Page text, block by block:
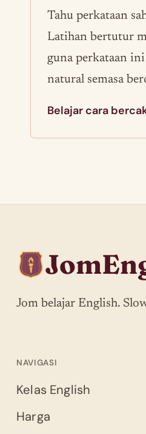
Tahu perkataan
Latihan bertutur
guna perkataan
natural semasa
Belajar cara
Jom belajar English.
NAVIGASI
Kelas English
Harga